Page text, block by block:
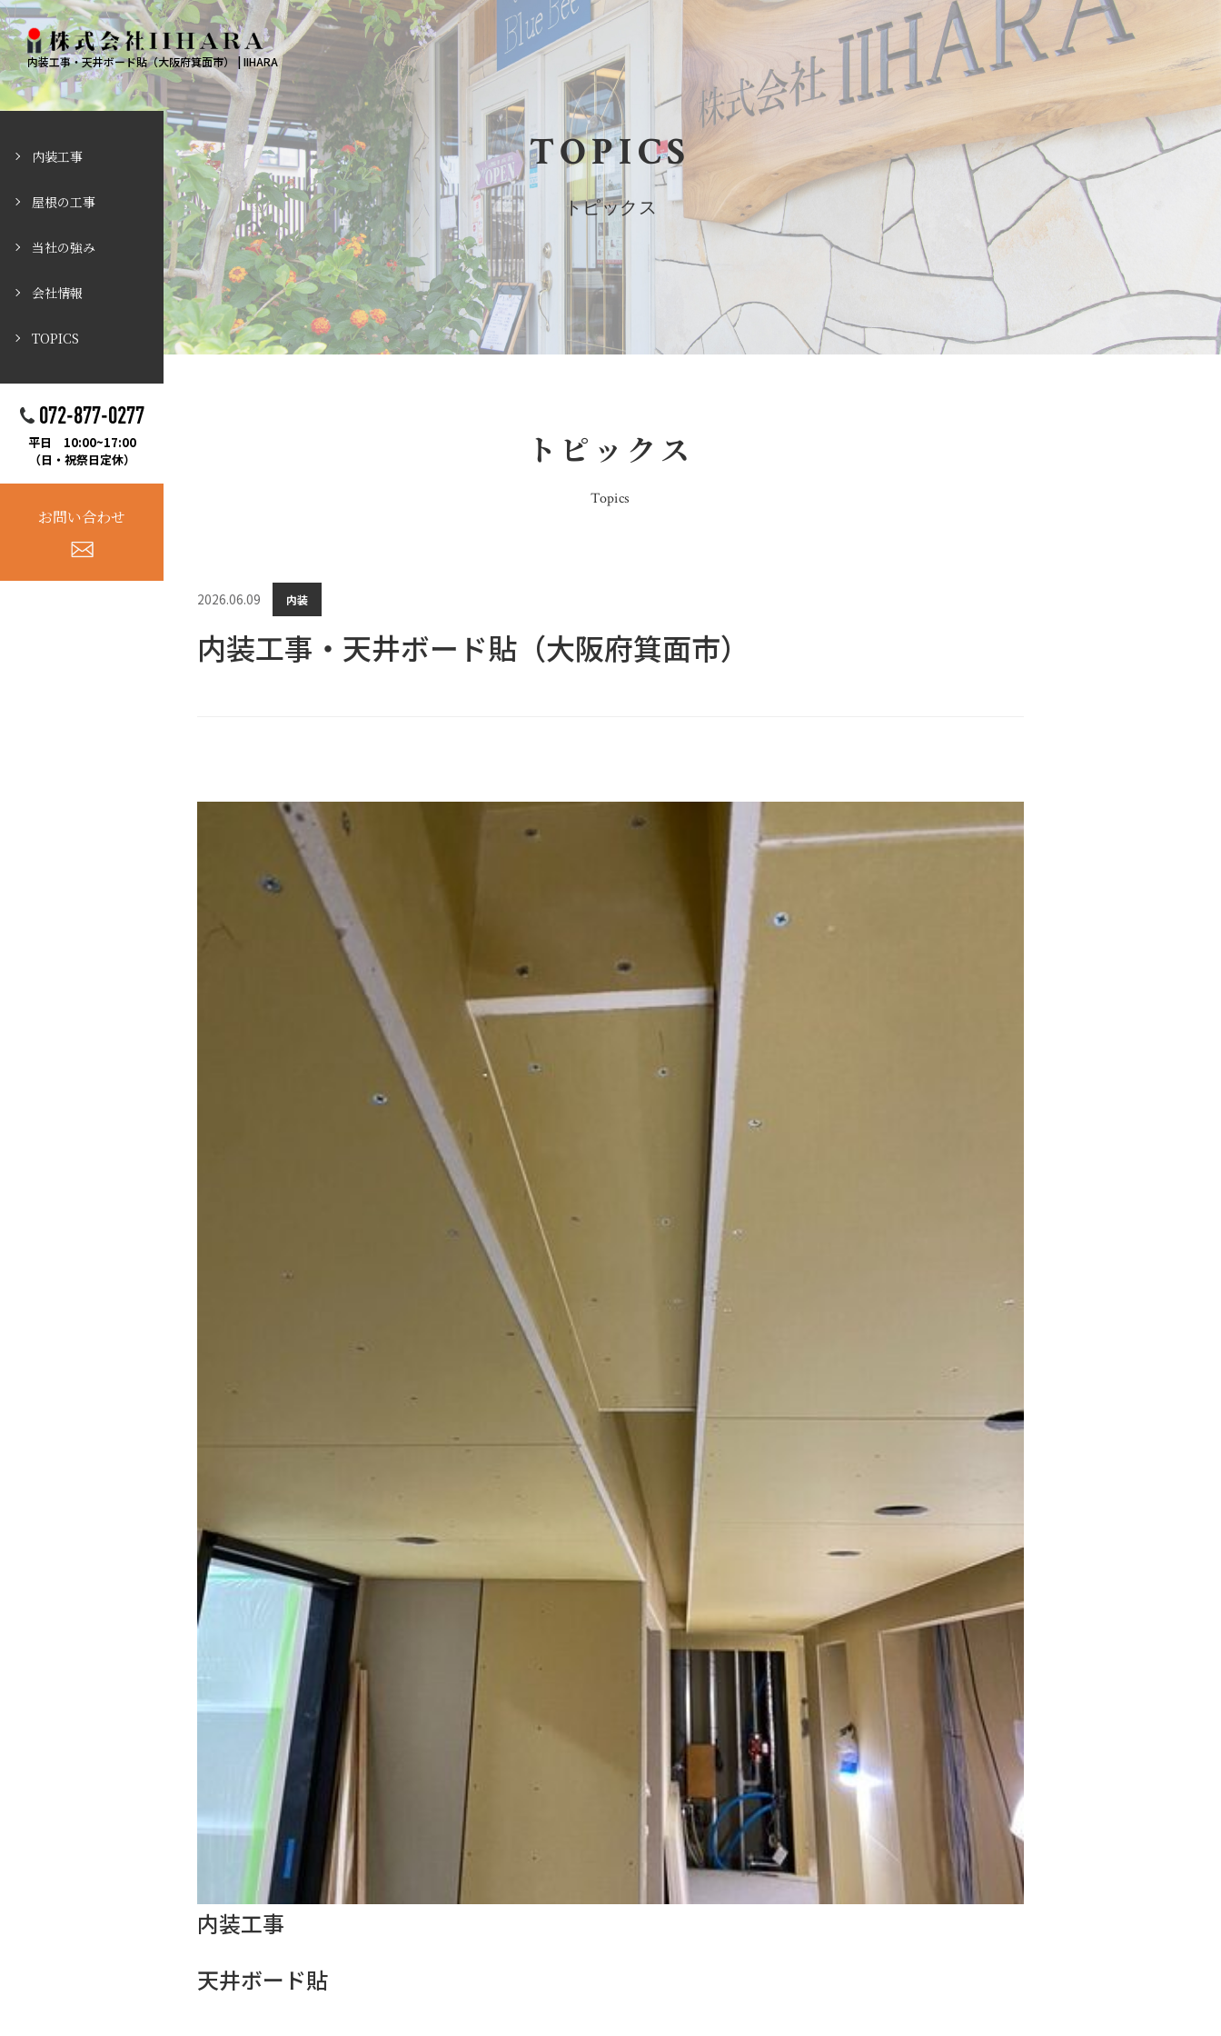
内装工事・天井ボード貼（大阪府箕面市） | IIHARA
内装工事
屋根の工事
当社の強み
会社情報
TOPICS
072-877-0277
平日 10:00~17:00
（日・祝祭日定休）
お問い合わせ
TOPICS
トピックス
トピックス
Topics
2026.06.09 内装
内装工事・天井ボード貼（大阪府箕面市）
内装工事
天井ボード貼